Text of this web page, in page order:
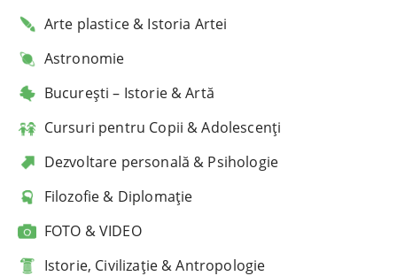
Arte plastice & Istoria Artei
Astronomie
București – Istorie & Artă
Cursuri pentru Copii & Adolescenți
Dezvoltare personală & Psihologie
Filozofie & Diplomație
FOTO & VIDEO
Istorie, Civilizație & Antropologie